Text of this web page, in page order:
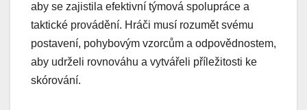
aby se zajistila efektivní týmová spolupráce a
taktické provádění. Hráči musí rozumět svému
postavení, pohybovým vzorcům a odpovědnostem,
aby udrželi rovnováhu a vytvářeli příležitosti ke
skórování.